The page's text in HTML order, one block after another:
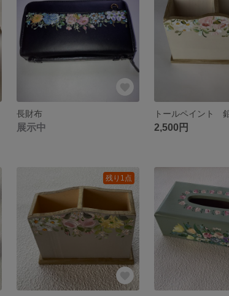
長財布
展示中
トールペイント
2,500円
残り1点